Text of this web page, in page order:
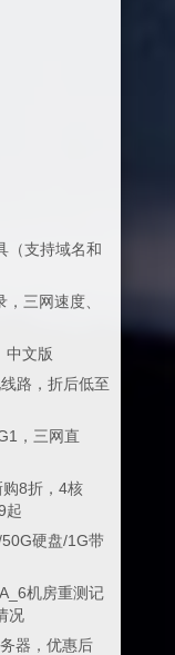
（支持域名和
三网速度、
中文版
路，折后低至
，三网直
8折，4核
起
硬盘/1G带
机房重测记
况
器，优惠后